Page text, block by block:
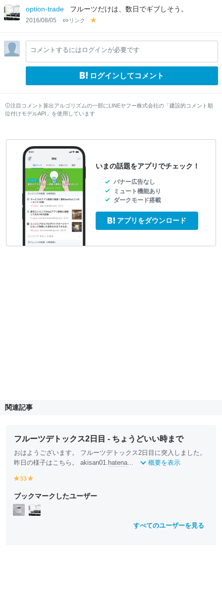
lo
w
option-trade フルーツだけは、数日でギブしそう。
2016/08/05 リンク
lo
w
コメントするにはログインが必要です
ログインしてコメント
注目コメント算出アルゴリズムの一部にLINEヤフー株式会社の「建設的コメント順
位付けモデルAPI」を使用しています
いまの話題をアプリでチェック！
バナー広告なし
ミュート機能あり
ダークモード搭載
アプリをダウンロード
関連記事
フルーツデトックス2日目 - ちょうどいい時まで
おはようございます。 フルーツデトックス2日目に突入しました。
昨日の様子はこちら。 akisan01. hatena... 概要を表示
y
ll
o
w
33
ll
o
w
ブックマークしたユーザー
すべてのユーザーを見る